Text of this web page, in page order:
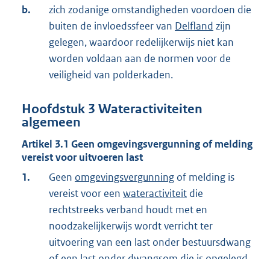
b.
zich zodanige omstandigheden voordoen die
buiten de invloedssfeer van Delfland zijn
gelegen, waardoor redelijkerwijs niet kan
worden voldaan aan de normen voor de
veiligheid van polderkaden.
Hoofdstuk 3 Wateractiviteiten
algemeen
Artikel 3.1 Geen omgevingsvergunning of melding
vereist voor uitvoeren last
1.
Geen omgevingsvergunning of melding is
vereist voor een wateractiviteit die
rechtstreeks verband houdt met en
noodzakelijkerwijs wordt verricht ter
uitvoering van een last onder bestuursdwang